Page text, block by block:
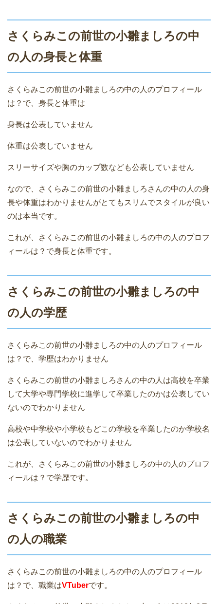
さくらみこの前世の小雛ましろの中
の人の身長と体重
さくらみこの前世の小雛ましろの中の人のプロフィール
は？で、身長と体重は
身長は公表していません
体重は公表していません
スリーサイズや胸のカップ数なども公表していません
なので、さくらみこの前世の小雛ましろさんの中の人の身
長や体重はわかりませんがとてもスリムでスタイルが良い
のは本当です。
これが、さくらみこの前世の小雛ましろの中の人のプロフ
ィールは？で身長と体重です。
さくらみこの前世の小雛ましろの中
の人の学歴
さくらみこの前世の小雛ましろの中の人のプロフィール
は？で、学歴はわかりません
さくらみこの前世の小雛ましろさんの中の人は高校を卒業
して大学や専門学校に進学して卒業したのかは公表してい
ないのでわかりません
高校や中学校や小学校もどこの学校を卒業したのか学校名
は公表していないのでわかりません
これが、さくらみこの前世の小雛ましろの中の人のプロフ
ィールは？で学歴です。
さくらみこの前世の小雛ましろの中
の人の職業
さくらみこの前世の小雛ましろの中の人のプロフィール
は？で、職業はVTuberです。